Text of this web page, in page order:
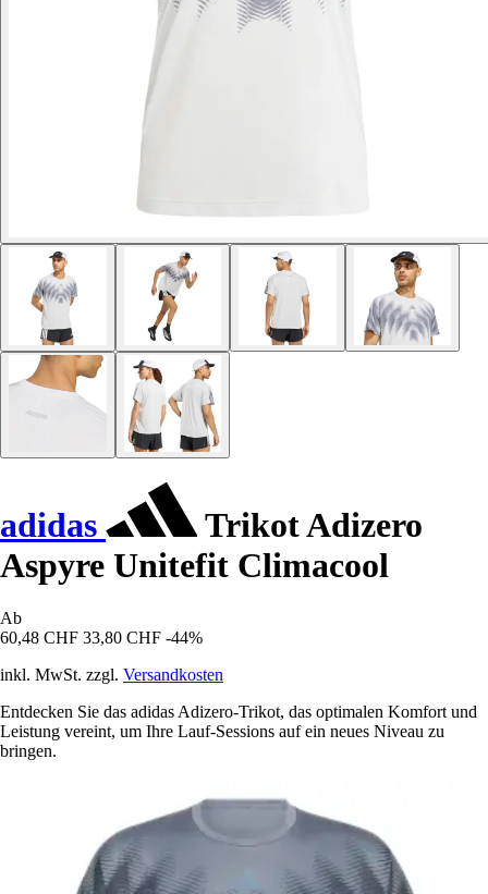
adidas
Trikot Adizero
Aspyre Unitefit Climacool
Ab
60,48 CHF 33,80 CHF -44%
inkl. MwSt. zzgl. Versandkosten
Entdecken Sie das adidas Adizero-Trikot, das optimalen Komfort und
Leistung vereint, um Ihre Lauf-Sessions auf ein neues Niveau zu
bringen.